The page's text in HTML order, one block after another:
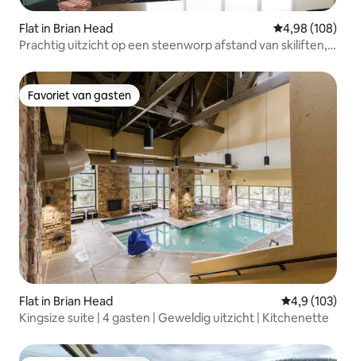
Flat in Brian Head Gemiddelde
4,98 (108)
Prachtig uitzicht op een steenworp afstand van skiliften,
Favoriet van gasten
Favoriet van gasten
Flat in Brian Head Gemiddelde
4,9 (103)
Kingsize suite | 4 gasten | Geweldig uitzicht | Kitchenette